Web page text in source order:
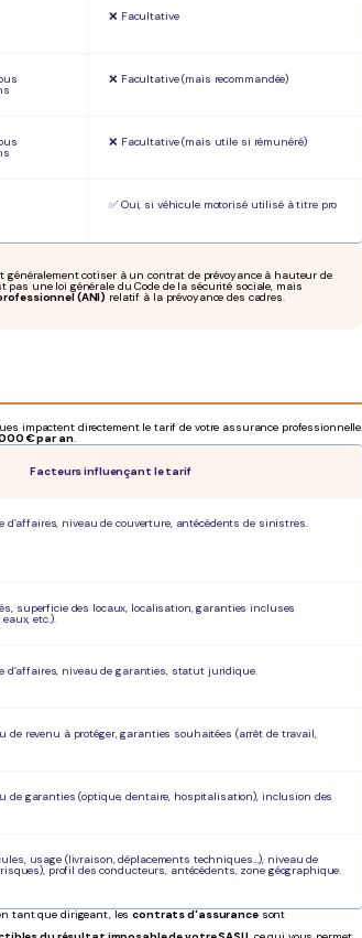
❌ Facultative
❌ Facultative (mais recommandée)
❌ Facultative (mais utile si rémunéré)
✅ Oui, si véhicule motorisé utilisé à titre pro
généralement cotiser à un contrat de prévoyance à hauteur de
une loi générale du Code de la sécurité sociale, mais
(ANI) relatif à la prévoyance des cadres.
impactent directement le tarif de votre assurance professionnelle.
€ par an.
Facteurs influençant le tarif
d’affaires, niveau de couverture, antécédents de sinistres.
superficie des locaux, localisation, garanties incluses
etc.).
d’affaires, niveau de garanties, statut juridique.
de revenu à protéger, garanties souhaitées (arrêt de travail,
de garanties (optique, dentaire, hospitalisation), inclusion des
usage (livraison, déplacements techniques…), niveau de
profil des conducteurs, antécédents, zone géographique.
tant que dirigeant, les contrats d'assurance sont